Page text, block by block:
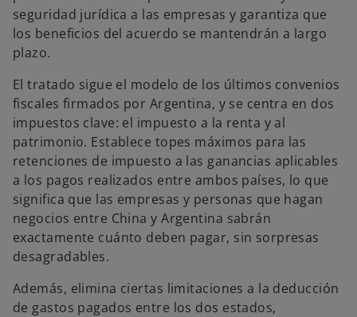
seguridad jurídica a las empresas y garantiza que
los beneficios del acuerdo se mantendrán a largo
plazo.
El tratado sigue el modelo de los últimos convenios
fiscales firmados por Argentina, y se centra en dos
impuestos clave: el impuesto a la renta y al
patrimonio. Establece topes máximos para las
retenciones de impuesto a las ganancias aplicables
a los pagos realizados entre ambos países, lo que
significa que las empresas y personas que hagan
negocios entre China y Argentina sabrán
exactamente cuánto deben pagar, sin sorpresas
desagradables.
Además, elimina ciertas limitaciones a la deducción
de gastos pagados entre los dos estados,